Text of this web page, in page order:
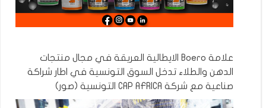
علامة Boero الايطالية العريقة في مجال منتجات
الدهن والطلاء تدخل السوق التونسية في اطار شراكة
صناعية مع شركة CAP AFRICA التونسية (صور)